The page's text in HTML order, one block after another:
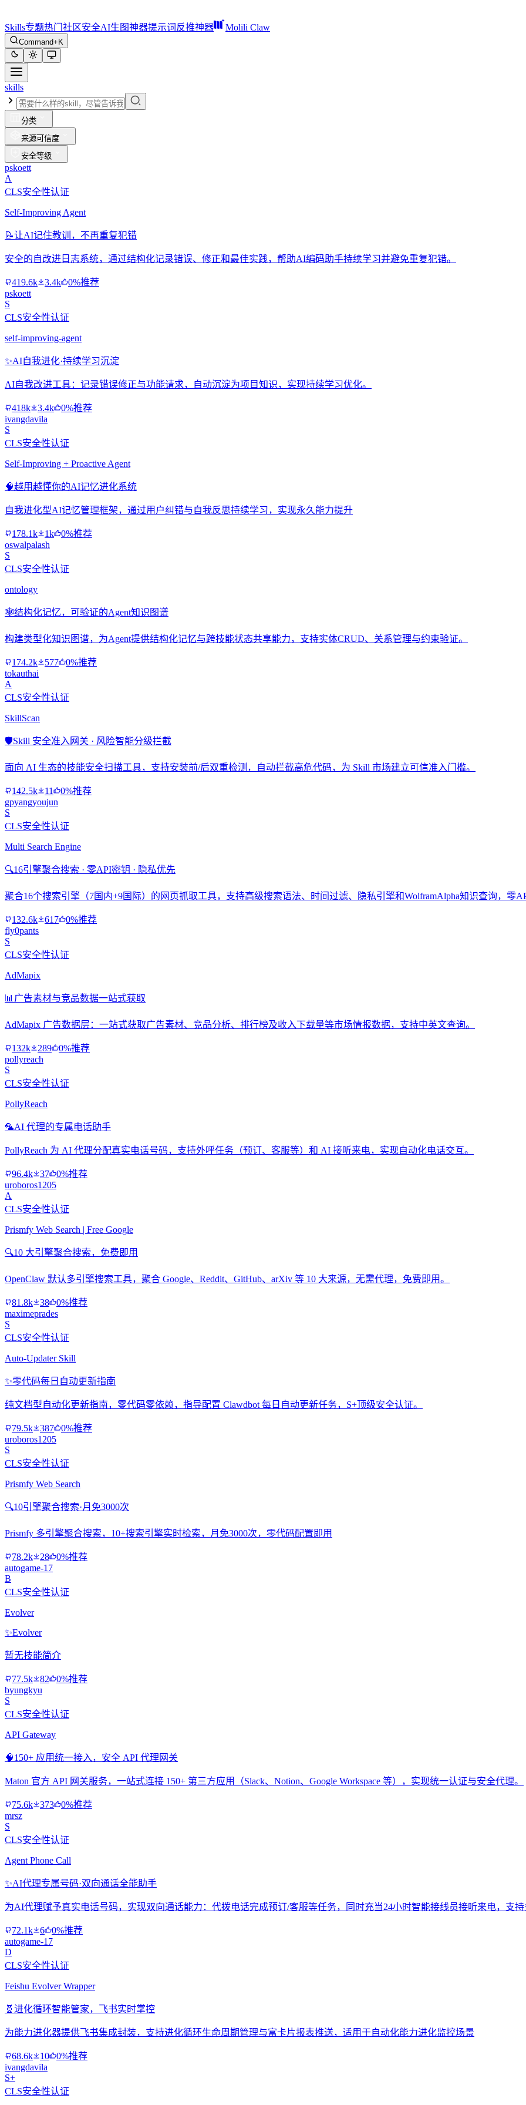
Skills专题热门 社区安全AI生图神器提示词反推神器 Molili Claw
Command+K
skills
分类
来源可信度
安全等级
pskoett
A
CLS安全性认证
Self-Improving Agent
📝让AI记住教训，不再重复犯错
安全的自改进日志系统，通过结构化记录错误、修正和最佳实践，帮助AI编码助手持续学习并避免重复犯错。
419.6k 3.4k
0%推荐
pskoett
S
CLS安全性认证
self-improving-agent
✨AI自我进化·持续学习沉淀
AI自我改进工具：记录错误修正与功能请求，自动沉淀为项目知识，实现持续学习优化。
418k 3.4k
0%推荐
ivangdavila
S
CLS安全性认证
Self-Improving + Proactive Agent
🧠越用越懂你的AI记忆进化系统
自我进化型AI记忆管理框架，通过用户纠错与自我反思持续学习，实现永久能力提升
178.1k 1k
0%推荐
oswalpalash
S
CLS安全性认证
ontology
🕸️结构化记忆，可验证的Agent知识图谱
构建类型化知识图谱，为Agent提供结构化记忆与跨技能状态共享能力，支持实体CRUD、关系管理与约束验证。
174.2k 577
0%推荐
tokauthai
A
CLS安全性认证
SkillScan
🛡️Skill 安全准入网关 · 风险智能分级拦截
面向 AI 生态的技能安全扫描工具，支持安装前/后双重检测，自动拦截高危代码，为 Skill 市场建立可信准入门槛。
142.5k 11
0%推荐
gpyangyoujun
S
CLS安全性认证
Multi Search Engine
🔍16引擎聚合搜索 · 零API密钥 · 隐私优先
聚合16个搜索引擎（7国内+9国际）的网页抓取工具，支持高级搜索语法、时间过滤、隐私引擎和WolframAlpha知识查询，零
132.6k 617
0%推荐
fly0pants
S
CLS安全性认证
AdMapix
📊 广告素材与竞品数据一站式获取
AdMapix 广告数据层：一站式获取广告素材、竞品分析、排行榜及收入下载量等市场情报数据，支持中英文查询。
132k 289
0%推荐
pollyreach
S
CLS安全性认证
PollyReach
🦜AI 代理的专属电话助手
PollyReach 为 AI 代理分配真实电话号码，支持外呼任务（预订、客服等）和 AI 接听来电，实现自动化电话交互。
96.4k 37
0%推荐
uroboros1205
A
CLS安全性认证
Prismfy Web Search | Free Google
🔍10 大引擎聚合搜索，免费即用
OpenClaw 默认多引擎搜索工具，聚合 Google、Reddit、GitHub、arXiv 等 10 大来源，无需代理，免费即用。
81.8k 38
0%推荐
maximeprades
S
CLS安全性认证
Auto-Updater Skill
✨零代码每日自动更新指南
纯文档型自动化更新指南，零代码零依赖，指导配置 Clawdbot 每日自动更新任务，S+顶级安全认证。
79.5k 387
0%推荐
uroboros1205
S
CLS安全性认证
Prismfy Web Search
🔍10引擎聚合搜索·月免3000次
Prismfy 多引擎聚合搜索，10+搜索引擎实时检索，月免3000次，零代码配置即用
78.2k 28
0%推荐
autogame-17
B
CLS安全性认证
Evolver
✨Evolver
暂无技能简介
77.5k 82
0%推荐
byungkyu
S
CLS安全性认证
API Gateway
🧠150+ 应用统一接入，安全 API 代理网关
Maton 官方 API 网关服务，一站式连接 150+ 第三方应用（Slack、Notion、Google Workspace 等），实现统一认证与安全代理。
75.6k 373
0%推荐
mrsz
S
CLS安全性认证
Agent Phone Call
✨AI代理专属号码·双向通话全能助手
为AI代理赋予真实电话号码，实现双向通话能力：代拨电话完成预订/客服等任务，同时充当24小时智能接线员接听来电，支持
72.1k 6
0%推荐
autogame-17
D
CLS安全性认证
Feishu Evolver Wrapper
🧬 进化循环智能管家，飞书实时掌控
为能力进化器提供飞书集成封装，支持进化循环生命周期管理与富卡片报表推送，适用于自动化能力进化监控场景
68.6k 10
0%推荐
ivangdavila
S+
CLS安全性认证